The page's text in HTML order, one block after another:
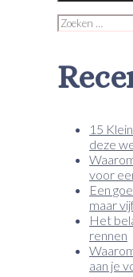
Zoek
naar:
15
deze
voor
Een
maar
Het
rennen
aan je